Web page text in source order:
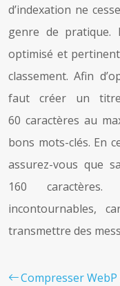
d’indexation ne
genre de
optimisé et
classement. Afin
faut créer un
60 caractères au
bons mots-clés. En
assurez-vous que
160
incontournables,
transmettre des
Compresser WebP